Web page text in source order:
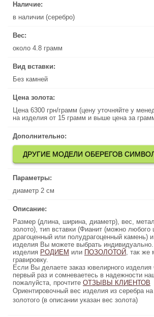
Наличие:
в наличии (серебро)
Вес:
около 4.8 грамм
Вид вставки:
Без камней
Цена золота:
Цена 6300 грн/грамм (цену уточняйте у
на изделия от 15 грамм и выше цена за
Дополнительно:
ДРУГИЕ МОДЕЛИ ОБЕРЕГОВ
Параметры:
диаметр 2 см
Описание:
Размер (длина, ширина, диаметр), вес,
золото), тип вставки (Фианит (можно любого
драгоценный или полудрагоценный камень)
изделия Вы можете выбрать
изделия РОДИЕМ или ПОЗОЛОТОЙ, так же
гравировку.
Если Вы делаете заказ ювелирного изделия
первый раз и сомневаетесь в надежности
пожалуйста, прочтите ОТЗЫВЫ КЛИЕНТОВ
Ориентировочный вес изделия из серебра
золотого (в описании указан вес золота)
Цена 6300 грн/грамм (цену уточняйте у
на изделия от 15 грамм и выше
ДРУГИЕ МОДЕЛИ ОБЕРЕГОВ
Размер (длина, ширина, диаметр),
золото), тип вставки (Фианит (можно
драгоценный или полудрагоценный камень)
изделия Вы можете выбрать
ПОЗОЛОТОЙ
, так же можно сделать
Если Вы делаете заказ ювелирного
первый раз и сомневаетесь в
ОТЗЫВЫ КЛИЕНТОВ
Ориентировочный вес изделия из серебра
золотого (в